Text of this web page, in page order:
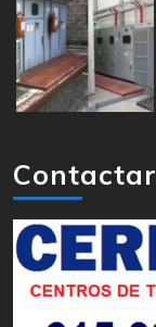
Contactar